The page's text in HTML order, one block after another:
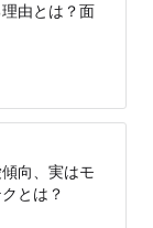
由とは？面
向、実はモ
とは？